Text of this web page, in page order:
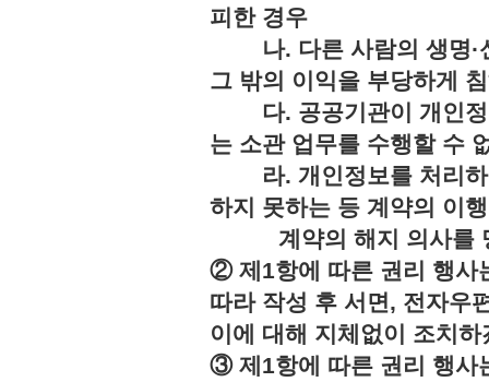
피한 경우
나. 다른 사람의 생명·
그 밖의 이익을 부당하게
다. 공공기관이 개인정
는 소관 업무를 수행할 수
라. 개인정보를 처리하
하지 못하는 등 계약의 이
계약의 해지 의사를 명
② 제1항에 따른 권리 행사
따라 작성 후 서면, 전자우
이에 대해 지체없이 조치하
③ 제1항에 따른 권리 행사